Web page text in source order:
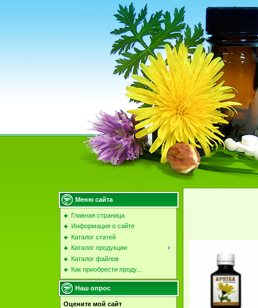
Меню сайта
Главная страница
Информация о сайте
Каталог статей
Каталог продукции
Каталог файлов
Как приобрести проду...
Наш опрос
Оцените мой сайт